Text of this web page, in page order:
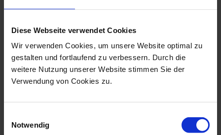
Diese Webseite verwendet Cookies
Wir verwenden Cookies, um unsere Website optimal zu
gestalten und fortlaufend zu verbessern. Durch die
weitere Nutzung unserer Website stimmen Sie der
Verwendung von Cookies zu.
Notwendig
Zahntechnik im 4D-Zeitalter
04.11.26 - 04.11.26
online